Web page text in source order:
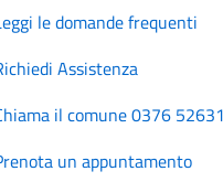
le domande frequenti
Assistenza
il comune 0376
un appuntamento